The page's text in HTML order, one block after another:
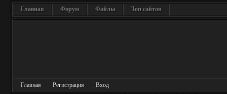
Главная Форум Файлы Топ сайтов
Главная Регистрация Вход